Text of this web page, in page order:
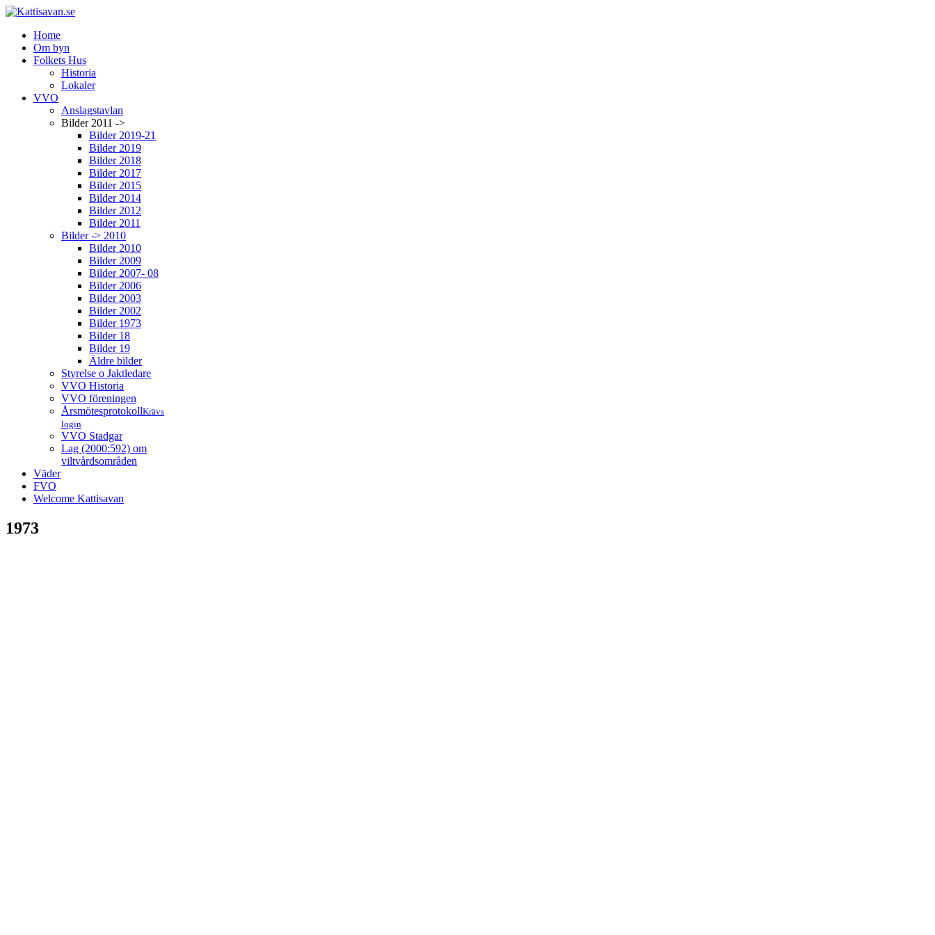
Home
Om byn
Folkets Hus
Historia
Lokaler
VVO
Anslagstavlan
Bilder 2011 ->
Bilder 2019-21
Bilder 2019
Bilder 2018
Bilder 2017
Bilder 2015
Bilder 2014
Bilder 2012
Bilder 2011
Bilder -> 2010
Bilder 2010
Bilder 2009
Bilder 2007- 08
Bilder 2006
Bilder 2003
Bilder 2002
Bilder 1973
Bilder 18
Bilder 19
Äldre bilder
Styrelse o Jaktledare
VVO Historia
VVO föreningen
ÅrsmötesprotokollKrävs
login
VVO Stadgar
Lag (2000:592) om
viltvårdsområden
Väder
FVO
Welcome Kattisavan
1973